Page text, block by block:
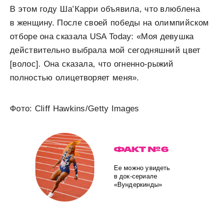
В этом году Ша’Карри объявила, что влюблена
в женщину. После своей победы на олимпийском
отборе она сказала USA Today:«Моя девушка
действительно выбрала мой сегодняшний цвет
[волос]. Она сказала, что огненно-рыжий
полностью олицетворяет меня».
Фото: Cliff Hawkins/Getty Images
ФАКТ № 6
Ее можно увидеть
в док-сериале
«Вундеркинды»